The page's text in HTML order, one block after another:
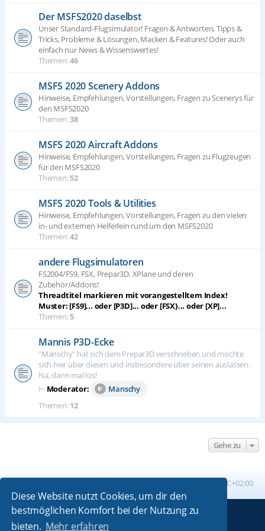
Diese Website nutzt Cookies, um dir den
bestmöglichen Komfort bei der Nutzung zu
bieten. Mehr erfahren
Der MSFS2020 daselbst
Unser Standard-Flugsimulator! Fragen & Antworten, Tipps &
Tricks, Probleme & Lösungen, Macken & Features! Oder auch
einfach nur News & Wissenswertes!
Themen:46
MSFS 2020 Scenery Addons
Hinweise, Empfehlungen, Vorstellungen, Fragen zu Scenerys für
den MSFS2020
Themen:38
MSFS 2020 Aircraft Addons
Hinweise, Empfehlungen, Vorstellungen, Fragen zu Flugzeugen
für den MSFS2020
Themen:52
MSFS 2020 Tools & Utilities
Hinweise, Empfehlungen, Vorstellungen, Fragen zu den vielen
in- und externen Helferlein rund um den MSFS2020
Themen:42
andere Flugsimulatoren
FS2004/FS9, FSX, Prepar3D, XPlane und deren
Zubehör/Addons!
Threadtitel markieren mit vorangestelltem Index!
Muster: [FS9]... oder [P3D]... oder [FSX}... oder [XP]...
Themen:5
Mannis P3D-Ecke
"Manschy" hat sich dem Prepar3D verschrieben und möchte
sich hier über diesen und insbesondere über seinen auslassen.
Na, dann mal los!
⊢ Moderator:
Manschy
Themen:12
Gehe zu
UTC+02:00
Powered byphpBB